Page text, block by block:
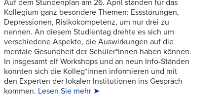
Auf dem Stundenplan am 26. April standen für das
Kollegium ganz besondere Themen: Essstörungen,
Depressionen, Risikokompetenz, um nur drei zu
nennen. An diesem Studientag drehte es sich um
verschiedene Aspekte, die Auswirkungen auf die
mentale Gesundheit der Schüler*innen haben können.
In insgesamt elf Workshops und an neun Info-Ständen
konnten sich die Kolleg*innen informieren und mit
den Experten der lokalen Institutionen ins Gespräch
kommen. Lesen Sie mehr ➤